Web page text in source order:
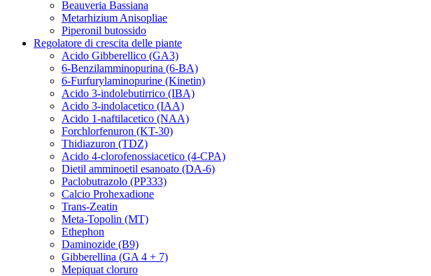
Beauveria Bassiana
Metarhizium Anisopliae
Piperonil butossido
Regolatore di crescita delle piante
Acido Gibberellico (GA3)
6-Benzilamminopurina (6-BA)
6-Furfurylaminopurine (Kinetin)
Acido 3-indolebutirrico (IBA)
Acido 3-indolacetico (IAA)
Acido 1-naftilacetico (NAA)
Forchlorfenuron (KT-30)
Thidiazuron (TDZ)
Acido 4-clorofenossiacetico (4-CPA)
Dietil amminoetil esanoato (DA-6)
Paclobutrazolo (PP333)
Calcio Prohexadione
Trans-Zeatin
Meta-Topolin (MT)
Ethephon
Daminozide (B9)
Gibberellina (GA 4 + 7)
Mepiquat cloruro